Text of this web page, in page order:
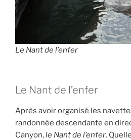
Le Nant de l’enfer
Le Nant de l’enfer
Après avoir organisé les
randonnée descendante en
Canyon,le Nant de l’enfer.